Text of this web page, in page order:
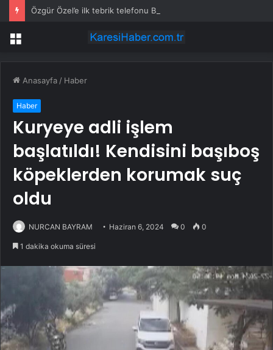
Özgür Özel’e ilk tebrik telefonu Bahçeli’den
Menü
Anasayfa / Haber
Haber
Kuryeye adli işlem
başlatıldı! Kendisini başıboş
köpeklerden korumak suç
oldu
NURCAN BAYRAM Haziran 6, 2024 0 0
1 dakika okuma süresi